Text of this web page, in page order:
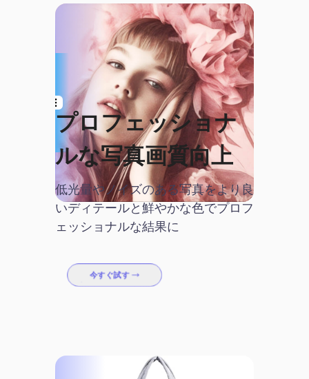
プロフェッショナ
ルな写真画質向上
低光量やノイズのある写真をより良
いディテールと鮮やかな色でプロフ
ェッショナルな結果に
今すぐ試す